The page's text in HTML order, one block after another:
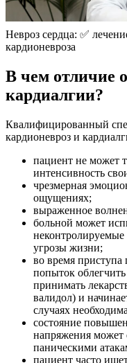
Невроз сердца: ✅
кардионевроза
В чем отличие
кардиалгии?
Квалифицированный
кардионевроз и
пациент не может
интенсивность
чрезмерная
ощущениях;
выраженное
больной может
неконтролируемые
угрозы жизни;
во время
попыток
принимать
валидол) и
случаях
состояние
напряжения может
паническими
пациент часто